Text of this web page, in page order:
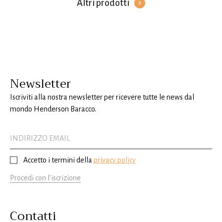
Altri prodotti
Newsletter
Iscriviti alla nostra newsletter per ricevere tutte le news dal
mondo Henderson Baracco.
Accetto i termini della privacy policy
Procedi con l'iscrizione
Contatti